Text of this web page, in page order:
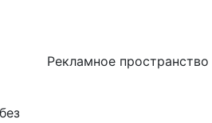
Рекламное пространство